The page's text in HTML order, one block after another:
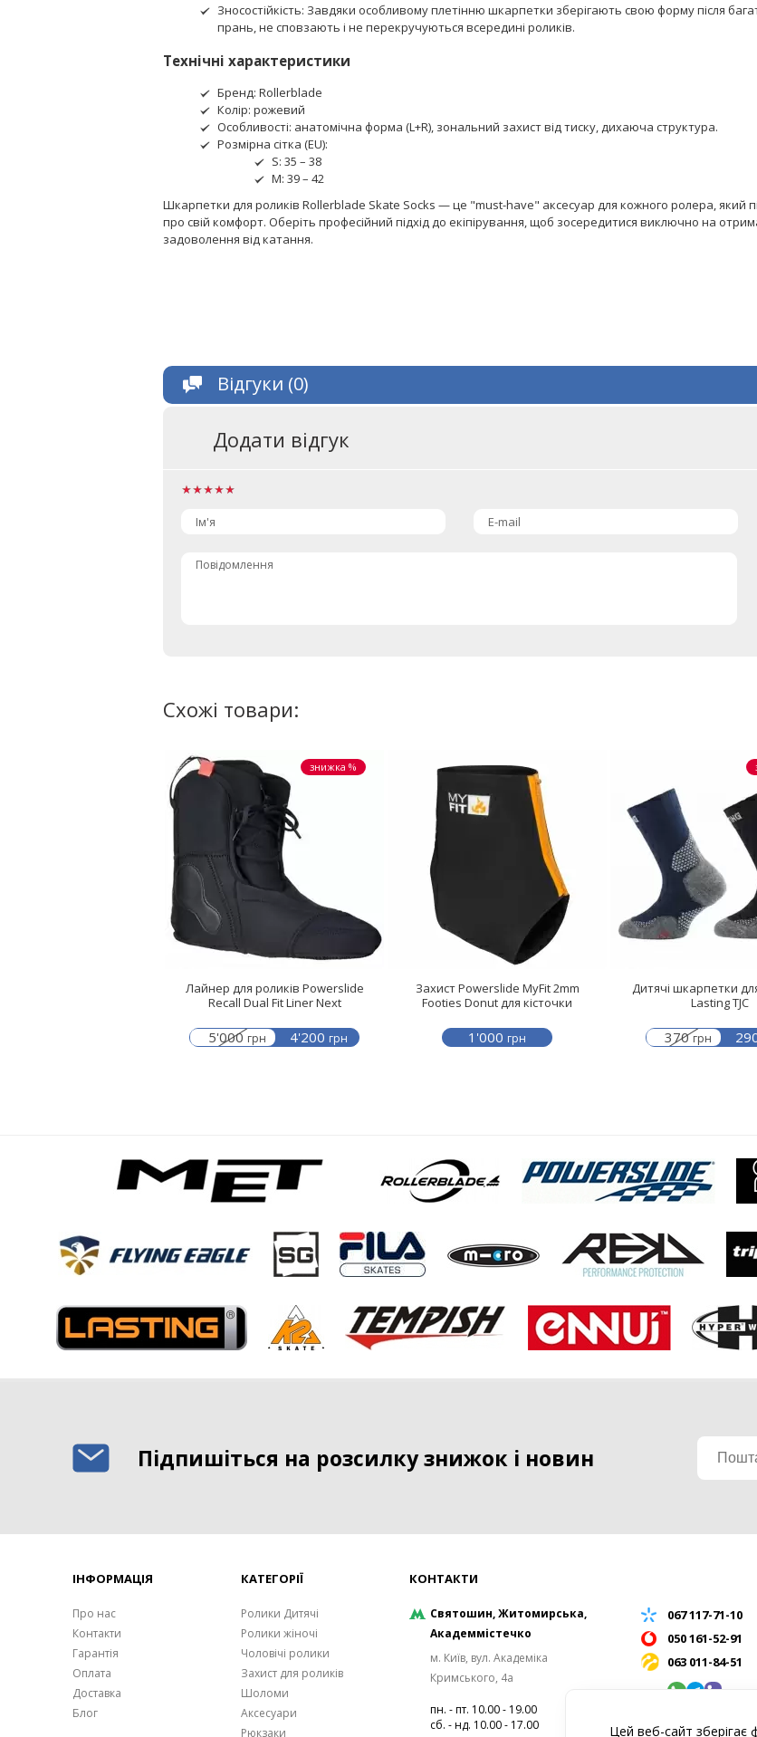
Зносостійкість: Завдяки особливому плетінню шкарпетки зберігають свою форму після
прань, не сповзають і не перекручуються всередині роликів.
Технічні характеристики
Бренд: Rollerblade
Колір: рожевий
Особливості: анатомічна форма (L+R), зональний захист від тиску, дихаюча структура.
Розмірна сітка (EU):
S: 35 – 38
M: 39 – 42
Шкарпетки для роликів Rollerblade Skate Socks — це "must-have" аксесуар для кожного ролера, який
про свій комфорт. Оберіть професійний підхід до екіпірування, щоб зосередитися виключно на
задоволення від катання.
Відгуки (0)
Додати відгук
Ім'я E-mail
Повідомлення
Схожі товари:
знижка %
Лайнер для роликів Powerslide
Recall Dual Fit Liner Next
5'000 грн 4'200 грн
Захист Powerslide MyFit 2mm
Footies Donut для кісточки
1'000 грн
Дитячі шкарпетки
Lasting TJC
370грн
Підпишіться на розсилку знижок і новин
ІНФОРМАЦІЯ
Про нас
Контакти
Гарантія
Оплата
Доставка
Блог
КАТЕГОРІЇ
Ролики Дитячі
Ролики жіночі
Чоловічі ролики
Захист для роликів
Шоломи
Аксесуари
Рюкзаки
КОНТАКТИ
Святошин, Житомирська,
Академмістечко
м. Київ, вул. Академіка
Кримського, 4а
пн. - пт. 10.00 - 19.00
сб. - нд. 10.00 - 17.00
067 117-71-10
050 161-52-91
063 011-84-51
info@roliki-
Цей веб-сайт